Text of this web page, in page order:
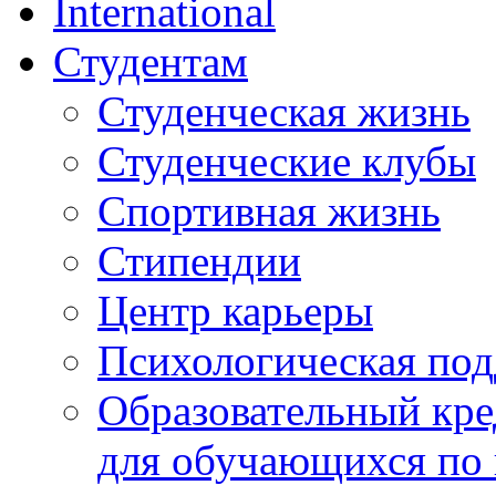
International
Студентам
Студенческая жизнь
Студенческие клубы
Спортивная жизнь
Стипендии
Центр карьеры
Психологическая
Образовательный
для обучающихся